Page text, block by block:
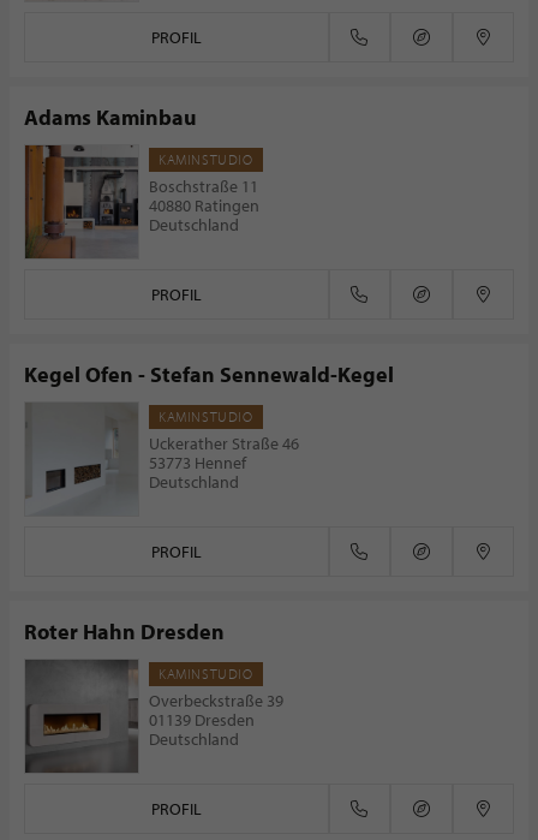
PROFIL
Adams Kaminbau
KAMINSTUDIO
Boschstraße 11
40880 Ratingen
Deutschland
PROFIL
Kegel Ofen - Stefan Sennewald-Kegel
KAMINSTUDIO
Uckerather Straße 46
53773 Hennef
Deutschland
PROFIL
Roter Hahn Dresden
KAMINSTUDIO
Overbeckstraße 39
01139 Dresden
Deutschland
PROFIL